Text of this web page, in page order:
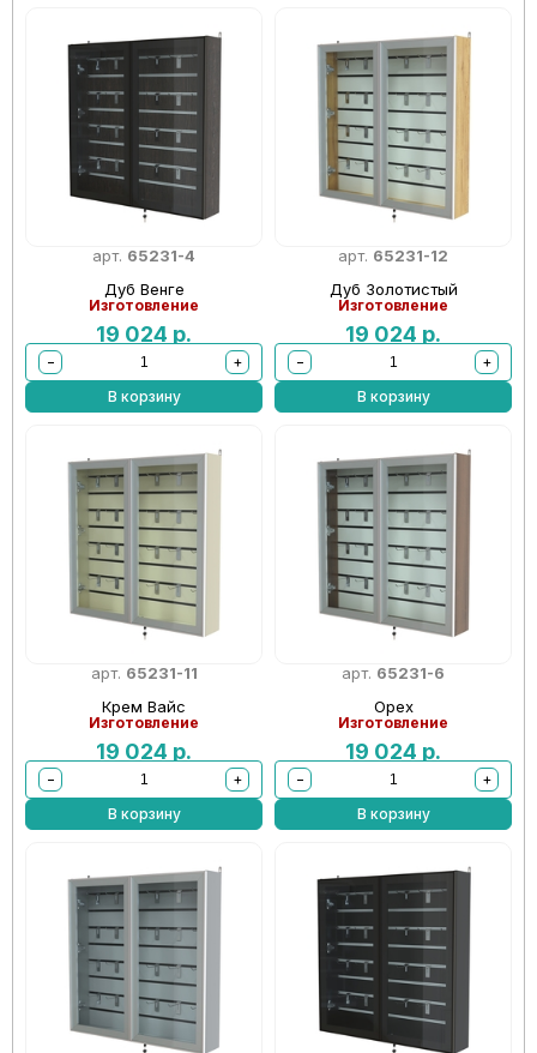
арт. 65231-4
Дуб Венге
Изготовление
19 024 р.
−
+
В корзину
арт. 65231-12
Дуб Золотистый
Изготовление
19 024 р.
−
+
В корзину
арт. 65231-11
Крем Вайс
Изготовление
19 024 р.
−
+
В корзину
арт. 65231-6
Орех
Изготовление
19 024 р.
−
+
В корзину